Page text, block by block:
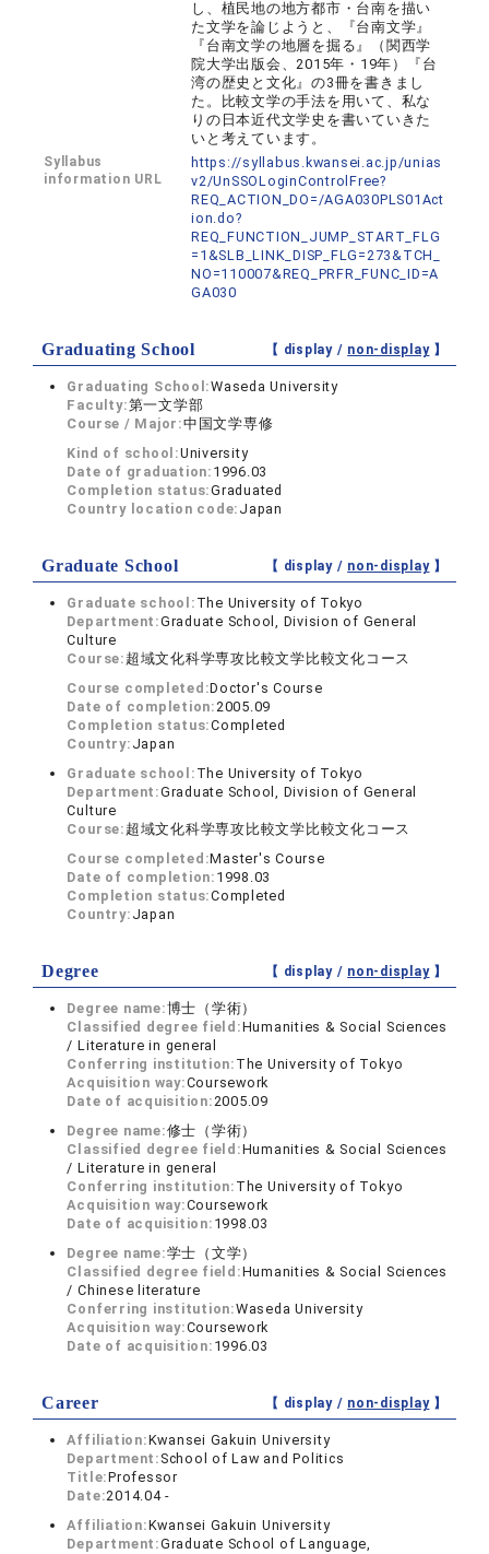
し、植民地の地方都市・台南を描い
た文学を論じようと、『台南文学』
『台南文学の地層を掘る』（関西学
院大学出版会、2015年・19年）『台
湾の歴史と文化』の3冊を書きまし
た。比較文学の手法を用いて、私な
りの日本近代文学史を書いていきた
いと考えています。
Syllabus
information URL
https://syllabus.kwansei.ac.jp/unias
v2/UnSSOLoginControlFree?
REQ_ACTION_DO=/AGA030PLS01Act
ion.do?
REQ_FUNCTION_JUMP_START_FLG
=1&SLB_LINK_DISP_FLG=273&TCH_
NO=110007&REQ_PRFR_FUNC_ID=A
GA030
Graduating School 【 display / non-display】
Graduating School:Waseda University
Faculty:第一文学部
Course / Major:中国文学専修
Kind of school:University
Date of graduation: 1996.03
Completion status:Graduated
Country location code: Japan
Graduate School 【 display / non-display】
Graduate school: The University of Tokyo
Department:Graduate School, Division of General
Culture
Course: 超域文化科学専攻比較文学比較文化コース
Course completed:Doctor's Course
Date of completion:2005.09
Completion status:Completed
Country: Japan
Graduate school: The University of Tokyo
Department:Graduate School, Division of General
Culture
Course: 超域文化科学専攻比較文学比較文化コース
Course completed:Master's Course
Date of completion: 1998.03
Completion status:Completed
Country: Japan
Degree 【 display / non-display】
Degree name:博士（学術）
Classified degree field:Humanities & Social Sciences
/ Literature in general
Conferring institution: The University of Tokyo
Acquisition way:Coursework
Date of acquisition:2005.09
Degree name:修士（学術）
Classified degree field:Humanities & Social Sciences
/ Literature in general
Conferring institution: The University of Tokyo
Acquisition way:Coursework
Date of acquisition: 1998.03
Degree name:学士（文学）
Classified degree field:Humanities & Social Sciences
/ Chinese literature
Conferring institution:Waseda University
Acquisition way:Coursework
Date of acquisition: 1996.03
Career 【 display / non-display】
Affiliation:Kwansei Gakuin University
Department: School of Law and Politics
Title:Professor
Date:2014.04 -
Affiliation:Kwansei Gakuin University
Department:Graduate School of Language,